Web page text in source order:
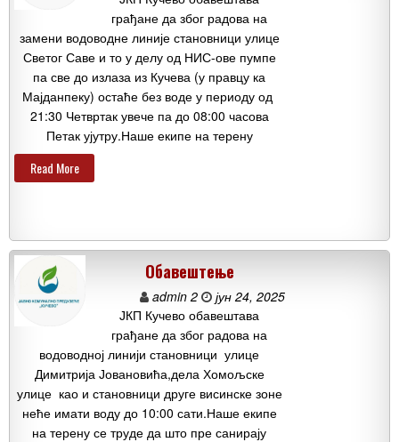
грађане да због радова на
замени водоводне линије становници улице
Светог Саве и то у делу од НИС-ове пумпе
па све до излаза из Кучева (у правцу ка
Мајданпеку) остаће без воде у периоду од
21:30 Четвртак увече па до 08:00 часова
Петак ујутру.Наше екипе на терену
Read More
Обавештење
admin 2
јун 24, 2025
ЈКП Кучево обавештава
грађане да због радова на
водоводној линији становници улице
Димитрија Јовановића,дела Хомољске
улице као и становници друге висинске зоне
неће имати воду до 10:00 сати.Наше екипе
на терену се труде да што пре санирају